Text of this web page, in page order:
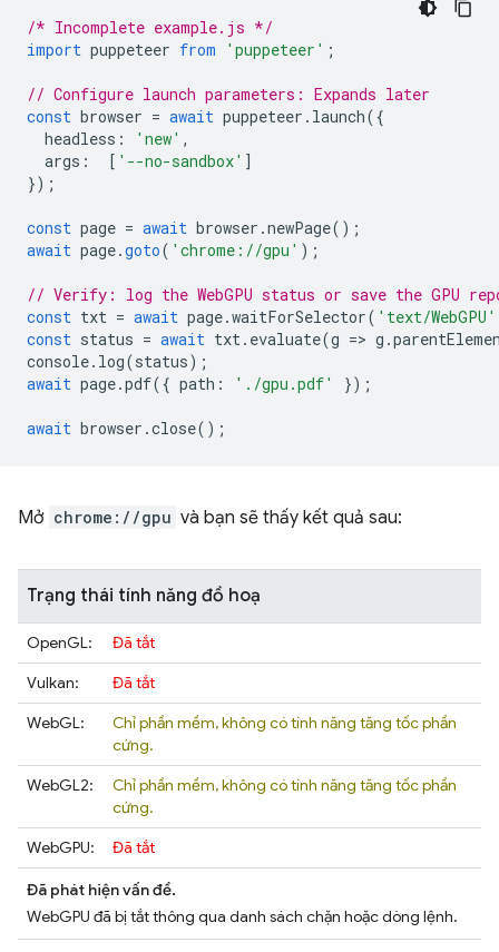
/* Incomplete example.js */
import puppeteer from 'puppeteer' ;
// Configure launch parameters: Expands later
const browser = await puppeteer . launch({
headless : 'new' ,
args : [ '--no-sandbox' ]
});
const page = await browser .newPage();
await page.goto( 'chrome://gpu' );
// Verify: log the WebGPU status or save the GPU
const txt = await page.waitForSelector( 'text/WebGPU'
const status = await txt. evaluate(g => g .
console. log(status);
await page.pdf({ path : './gpu.pdf' });
await browser .close();
Mở chrome://gpu và bạn sẽ thấy kết quả sau:
Trạng thái tính năng đồ hoạ
OpenGL:
Đã tắt
Vulkan:
Đã tắt
WebGL:
Chỉ phần mềm, không có tính năng tăng tốc phần
cứng.
WebGL2:
Chỉ phần mềm, không có tính năng tăng tốc phần
cứng.
WebGPU:
Đã tắt
Đã phát hiện vấn đề.
WebGPU đã bị tắt thông qua danh sách chặn hoặc dòng lệnh.